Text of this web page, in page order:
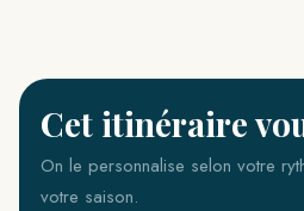
Cet itinéraire
On le personnalise selon votre
votre saison.